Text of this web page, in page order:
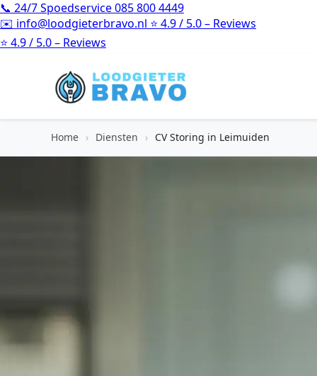
📞 24/7 Spoedservice085 800 4449
✉️ info@loodgieterbravo.nl ⭐ 4.9 / 5.0 – Reviews
⭐ 4.9 / 5.0 – Reviews
Home › Diensten › CV Storing in Leimuiden